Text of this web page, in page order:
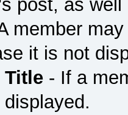
post, as
member
it is not
Title- If a